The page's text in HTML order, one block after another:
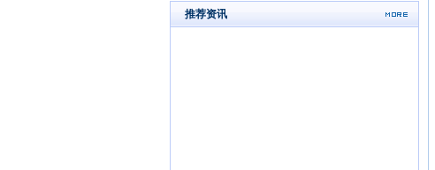
推荐资讯